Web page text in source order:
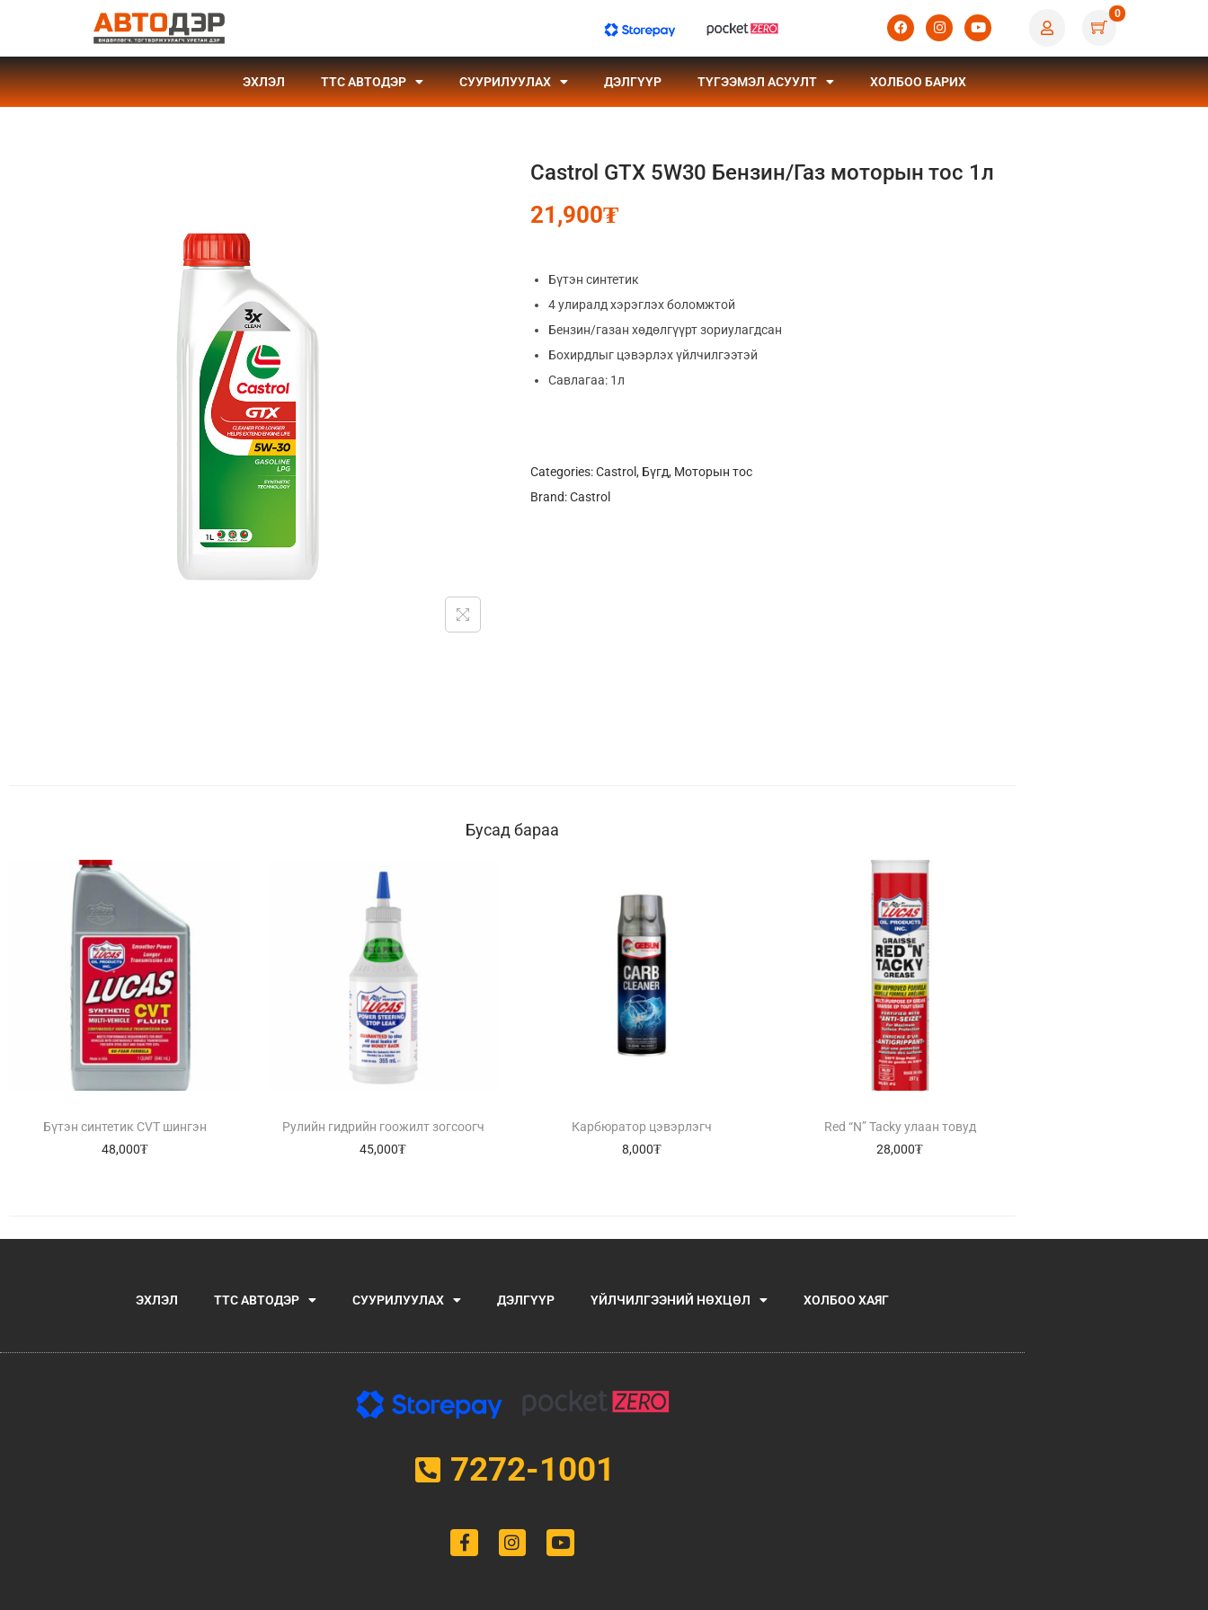
0
ЭХЛЭЛ TTC АВТОДЭР СУУРИЛУУЛАХ ДЭЛГҮҮР ТҮГЭЭМЭЛ АСУУЛТ ХОЛБОО БАРИХ
Castrol GTX 5W30 Бензин/Газ моторын тос 1л
21,900₮
Бүтэн синтетик
4 улиралд хэрэглэх боломжтой
Бензин/газан хөдөлгүүрт зориулагдсан
Бохирдлыг цэвэрлэх үйлчилгээтэй
Савлагаа: 1л
Categories:Castrol, Бүгд, Моторын тос
Brand:Castrol
Бусад бараа
Бүтэн синтетик CVT шингэн
48,000₮
Рулийн гидрийн гоожилт зогсоогч
45,000₮
Карбюратор цэвэрлэгч
8,000₮
Red “N” Tacky улаан товуд
28,000₮
ЭХЛЭЛ TTC АВТОДЭР СУУРИЛУУЛАХ ДЭЛГҮҮР ҮЙЛЧИЛГЭЭНИЙ НӨХЦӨЛ ХОЛБОО ХАЯГ
7272-1001